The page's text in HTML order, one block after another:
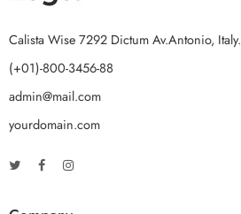
Calista Wise 7292 Dictum Av.Antonio, Italy.
(+01)-800-3456-88
admin@mail.com
yourdomain.com